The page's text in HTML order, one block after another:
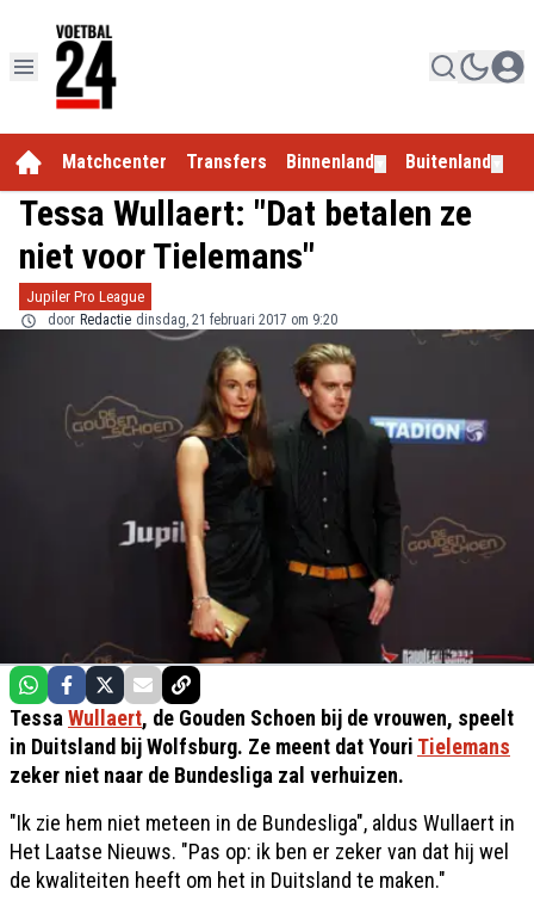
Matchcenter Transfers Binnenland Buitenland
Tessa Wullaert: "Dat betalen ze
niet voor Tielemans"
Jupiler Pro League
door Redactie dinsdag, 21 februari 2017 om 9:20
Tessa Wullaert, de Gouden Schoen bij de vrouwen, speelt
in Duitsland bij Wolfsburg. Ze meent dat Youri Tielemans
zeker niet naar de Bundesliga zal verhuizen.
"Ik zie hem niet meteen in de Bundesliga", aldus Wullaert in
Het Laatse Nieuws. "Pas op: ik ben er zeker van dat hij wel
de kwaliteiten heeft om het in Duitsland te maken."